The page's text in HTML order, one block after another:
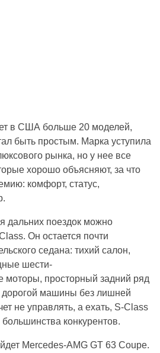
в США больше 20 моделей,
быть простым. Марка уступила
рынка, но у нее все
хорошо объясняют, за что
комфорт, статус,
дальних поездок можно
Он остается почти
седана: тихий салон,
шести-
моторы, просторный задний ряд
машины без лишней
не управлять, а ехать, S-Class
конкурентов.
Mercedes-AMG GT 63 Coupe.